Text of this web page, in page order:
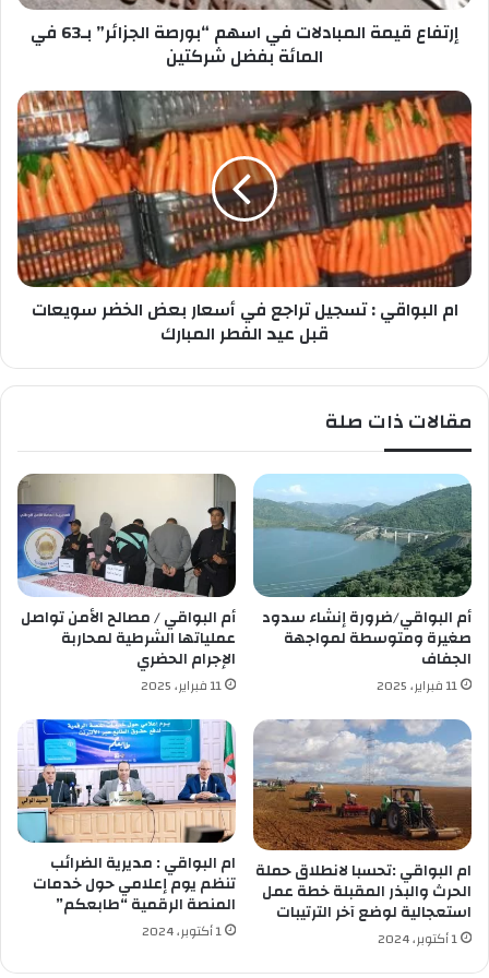
ص
ك
م
م
ب
ا
د
ل
ا
ت
ف
ي
م
ب
و
ص
ة
ا
ل
ج
ز
ا
ئ
ر
”
ب
ـ
6
3
ف
ي
ل
م
ا
ئ
ة
إرتفاع قيمة المبادلات في اسهم “بورصة الجزائر” بـ63 في
المائة بفضل شركتين
ا
م
ا
ل
ب
و
ا
ق
ي
ج
ل
ت
ا
ج
ع
ف
ي
أ
س
ع
ا
ر
ب
ع
ض
ا
ل
خ
ض
ر
س
و
ي
ع
ام البواقي : تسجيل تراجع في أسعار بعض الخضر سويعات
قبل عيد الفطر المبارك
مقالات ذات صلة
أم البواقي/ضرورة إنشاء سدود
صغيرة ومتوسطة لمواجهة
الجفاف
11 فبراير، 2025
أم البواقي / مصالح الأمن تواصل
عملياتها الشرطية لمحاربة
الإجرام الحضري
11 فبراير، 2025
ام البواقي :تحسبا لانطلاق حملة
الحرث والبذر المقبلة خطة عمل
استعجالية لوضع آخر الترتيبات
1 أكتوبر، 2024
ام البواقي : مديرية الضرائب
تنظم يوم إعلامي حول خدمات
المنصة الرقمية “طابعكم”
1 أكتوبر، 2024